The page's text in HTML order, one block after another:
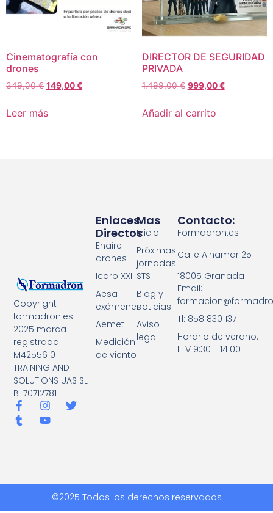
Cinematografía con
drones
349,00€ 149,00€
Leer más
DIRECTOR DE SEGURIDAD
PRIVADA
1.499,00€ 999,00€
Añadir al carrito
Copyright
formadron.es
2025 marca
registrada
M4255610
TRAINING AND
SOLUTIONS UAS SL
B-70712781
Mas
Inicio
Próximas
jornadas
STS
Blog y
noticias
Aviso
legal
Enlaces
Directos
Enaire
drones
Icaro XXI
Aesa
exámenes
Aemet
Medición
de viento
Contacto:
Formadron.es
Calle Alhamar 25
18005 Granada
Email:
Tl: 858 830 137
Horario de verano:
L-V 9:30 - 14:00
©2025 Todos los derechos reservados